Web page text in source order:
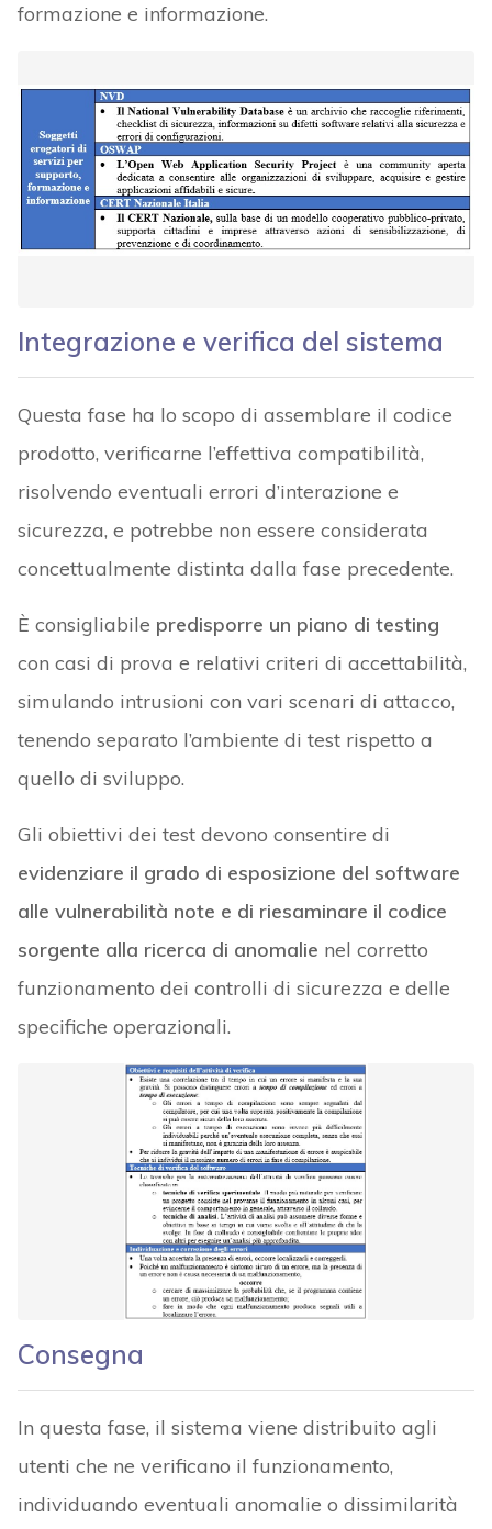
formazione e informazione.
Integrazione e verifica del sistema
Questa fase ha lo scopo di assemblare il codice
prodotto, verificarne l’effettiva compatibilità,
risolvendo eventuali errori d’interazione e
sicurezza, e potrebbe non essere considerata
concettualmente distinta dalla fase precedente.
È consigliabile predisporre un piano di testing
con casi di prova e relativi criteri di accettabilità,
simulando intrusioni con vari scenari di attacco,
tenendo separato l’ambiente di test rispetto a
quello di sviluppo.
Gli obiettivi dei test devono consentire di
evidenziare il grado di esposizione del software
alle vulnerabilità note e di riesaminare il codice
sorgente alla ricerca di anomalie nel corretto
funzionamento dei controlli di sicurezza e delle
specifiche operazionali.
Consegna
In questa fase, il sistema viene distribuito agli
utenti che ne verificano il funzionamento,
individuando eventuali anomalie o dissimilarità